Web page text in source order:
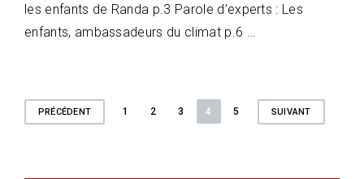
les enfants de Randa p.3 Parole d’experts : Les
enfants, ambassadeurs du climat p.6 …
Pagination
des
PRÉCÉDENT 1 2 3 4 5 SUIVANT